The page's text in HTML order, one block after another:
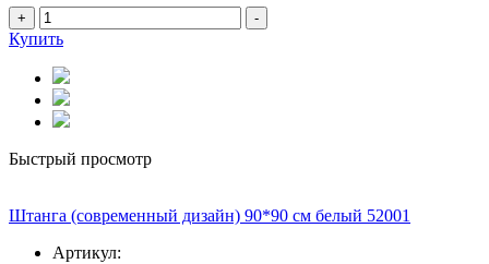
+ -
Купить
Быстрый просмотр
Штанга (современный дизайн) 90*90 см белый 52001
Артикул: